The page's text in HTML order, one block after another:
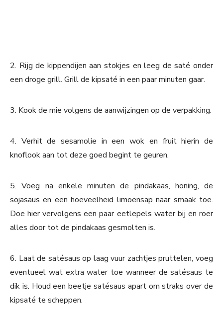
2. Rijg de kippendijen aan stokjes en leeg de saté onder
een droge grill. Grill de kipsaté in een paar minuten gaar.
3. Kook de mie volgens de aanwijzingen op de verpakking.
4. Verhit de sesamolie in een wok en fruit hierin de
knoflook aan tot deze goed begint te geuren.
5. Voeg na enkele minuten de pindakaas, honing, de
sojasaus en een hoeveelheid limoensap naar smaak toe.
Doe hier vervolgens een paar eetlepels water bij en roer
alles door tot de pindakaas gesmolten is.
6. Laat de satésaus op laag vuur zachtjes pruttelen, voeg
eventueel wat extra water toe wanneer de satésaus te
dik is. Houd een beetje satésaus apart om straks over de
kipsaté te scheppen.